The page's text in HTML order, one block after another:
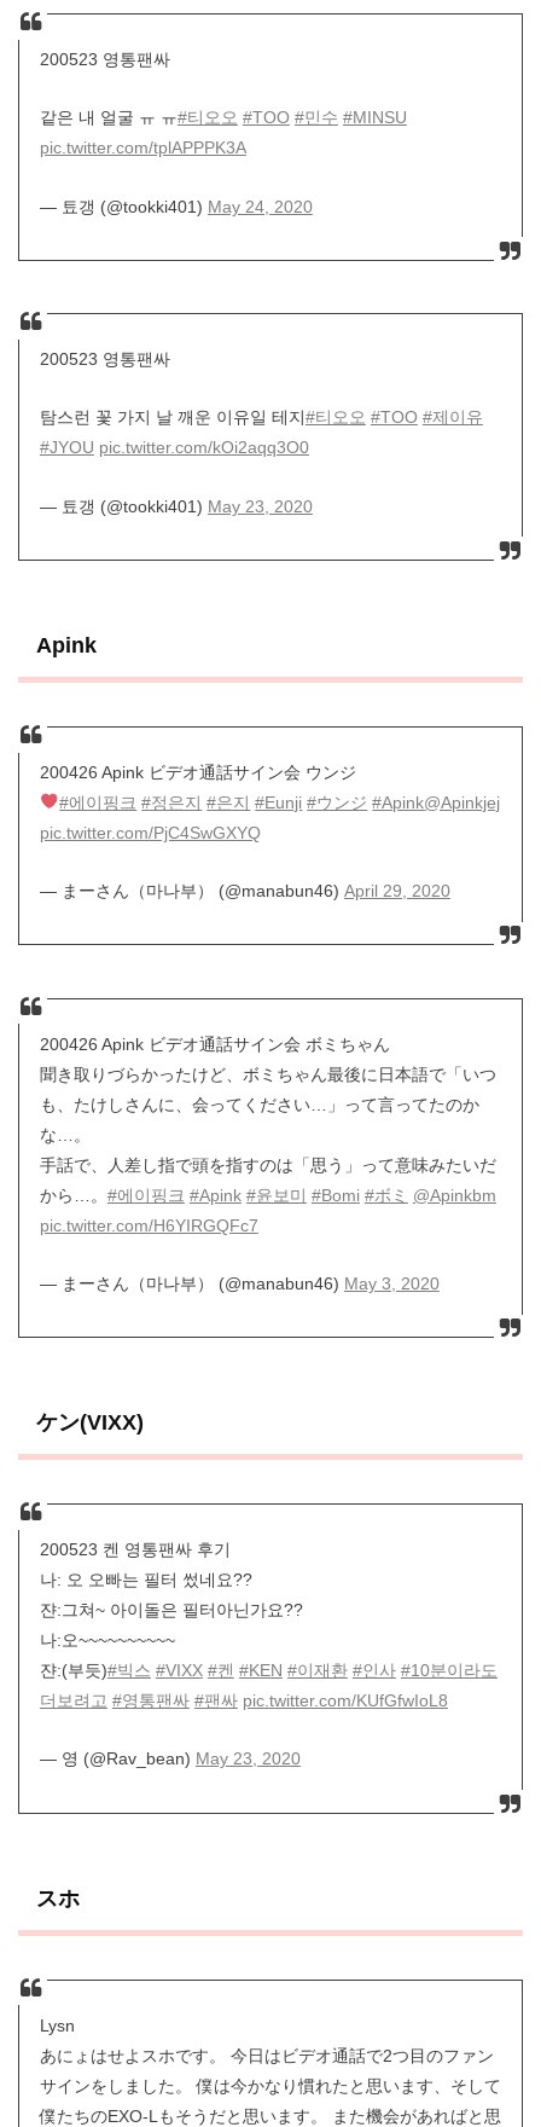
200523 영통팬싸
같은 내 얼굴 ㅠ ㅠ#티오오 #TOO #민수 #MINSU
pic.twitter.com/tplAPPPK3A
— 툐갱 (@tookki401) May 24, 2020
200523 영통팬싸
탐스런 꽃 가지 날 깨운 이유일 테지#티오오 #TOO #제이유
#JYOU pic.twitter.com/kOi2aqq3O0
— 툐갱 (@tookki401) May 23, 2020
Apink
200426 Apink ビデオ通話サイン会 ウンジ
#에이핑크 #정은지 #은지 #Eunji #ウンジ #Apink@Apinkjej
pic.twitter.com/PjC4SwGXYQ
— まーさん（마나부） (@manabun46) April 29, 2020
200426 Apink ビデオ通話サイン会 ボミちゃん
聞き取りづらかったけど、ボミちゃん最後に日本語で「いつ
も、たけしさんに、会ってください…」って言ってたのか
な…。
手話で、人差し指で頭を指すのは「思う」って意味みたいだ
から…。 #에이핑크 #Apink #윤보미 #Bomi #ボミ @Apinkbm
pic.twitter.com/H6YIRGQFc7
— まーさん（마나부） (@manabun46) May 3, 2020
ケン(VIXX)
200523 켄 영통팬싸 후기
나: 오 오빠는 필터 썼네요??
쟌:그쳐~ 아이돌은 필터아닌가요??
나:오~~~~~~~~~~
쟌:(부듯)#빅스 #VIXX #켄 #KEN #이재환 #인사 #10분이라도
더보려고 #영통팬싸 #팬싸 pic.twitter.com/KUfGfwIoL8
— 영 (@Rav_bean) May 23, 2020
スホ
Lysn
あにょはせよスホです。 今日はビデオ通話で2つ目のファン
サインをしました。 僕は今かなり慣れたと思います、そして
僕たちのEXO-Lもそうだと思います。 また機会があればと思